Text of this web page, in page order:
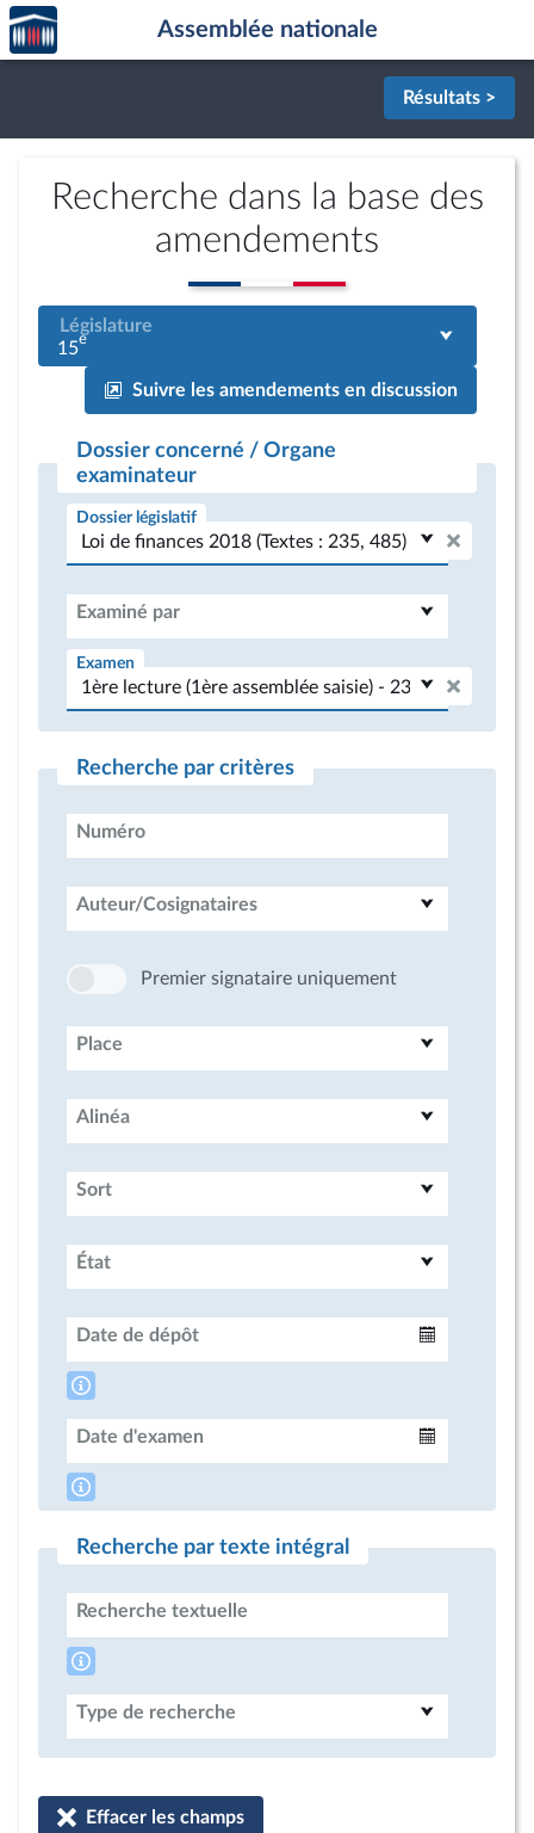
Aller au contenu
Aller en bas de la page
Accèder
à la
page
Assemblée nationale
Résultats >
Recherche dans la base des
amendements
Législature
15e
Suivre les amendements en discussion
Dossier concerné / Organe
examinateur
Dossier législatif
Examiné par
Examen
Recherche par critères
Numéro
Auteur/Cosignataires
Premier signataire uniquement
Place
Alinéa
Sort
État
Date de dépôt
Date d'examen
Recherche par texte intégral
Recherche textuelle
Type de recherche
Effacer les champs